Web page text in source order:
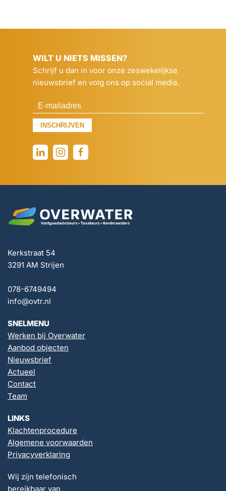
WILT U NIETS MISSEN?
Schrijf u dan in voor onze zeswekelijkse
nieuwsbrief en volg ons op social media.
INSCHRIJVEN
Kerkstraat 54
3291 AM Strijen
078-6749494
info@ovtr.nl
SNELMENU
Werken bij Overwater
Aanbod objecten
Nieuwsbrief
Actueel
Contact
Team
LINKS
Klachtenprocedure
Algemene voorwaarden
Privacyverklaring
Wij zijn telefonisch
bereikbaar van